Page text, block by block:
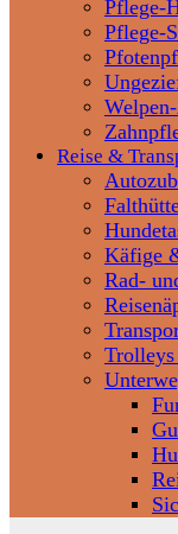
Pflege-
Pflege-
Reise &
Käfige
Rad-